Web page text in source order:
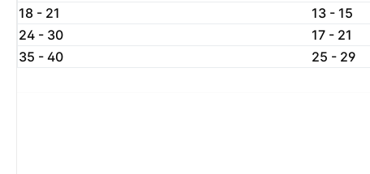
18 - 21
13 - 15
24 - 30
17 - 21
35 - 40
25 - 29